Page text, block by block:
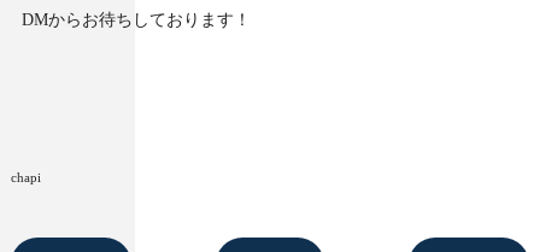
DMからお待ちしております！
chapi